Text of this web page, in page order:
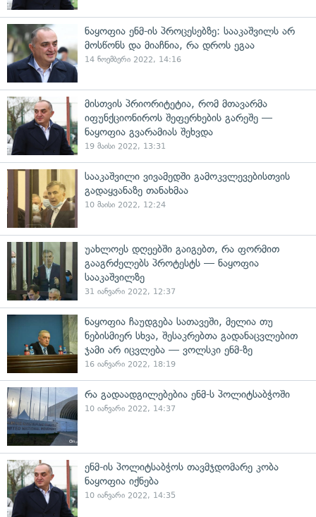
ნაყოფია ენმ-ის პროცესებზე: სააკაშვილს არ
მოსწონს და მიაჩნია, რა დროს ეგაა
14 ნოემბერი 2022, 14:16
მისთვის პრიორიტეტია, რომ მთავარმა
იფუნქციონიროს შეფერხების გარეშე —
ნაყოფია გვარამიას შეხვდა
19 მაისი 2022, 13:31
სააკაშვილი ვივამედში გამოკვლევებისთვის
გადაყვანაზე თანახმაა
10 მაისი 2022, 12:24
უახლოეს დღეებში გაიგებთ, რა ფორმით
გააგრძელებს პროტესტს — ნაყოფია
სააკაშვილზე
31 იანვარი 2022, 12:37
ნაყოფია ჩაუდგება სათავეში, მელია თუ
ნებისმიერ სხვა, შესაკრებთა გადანაცვლებით
ჯამი არ იცვლება — ვოლსკი ენმ-ზე
16 იანვარი 2022, 18:19
რა გადაადგილებებია ენმ-ს პოლიტსაბჭოში
10 იანვარი 2022, 14:37
ენმ-ის პოლიტსაბჭოს თავმჯდომარე კობა
ნაყოფია იქნება
10 იანვარი 2022, 14:35